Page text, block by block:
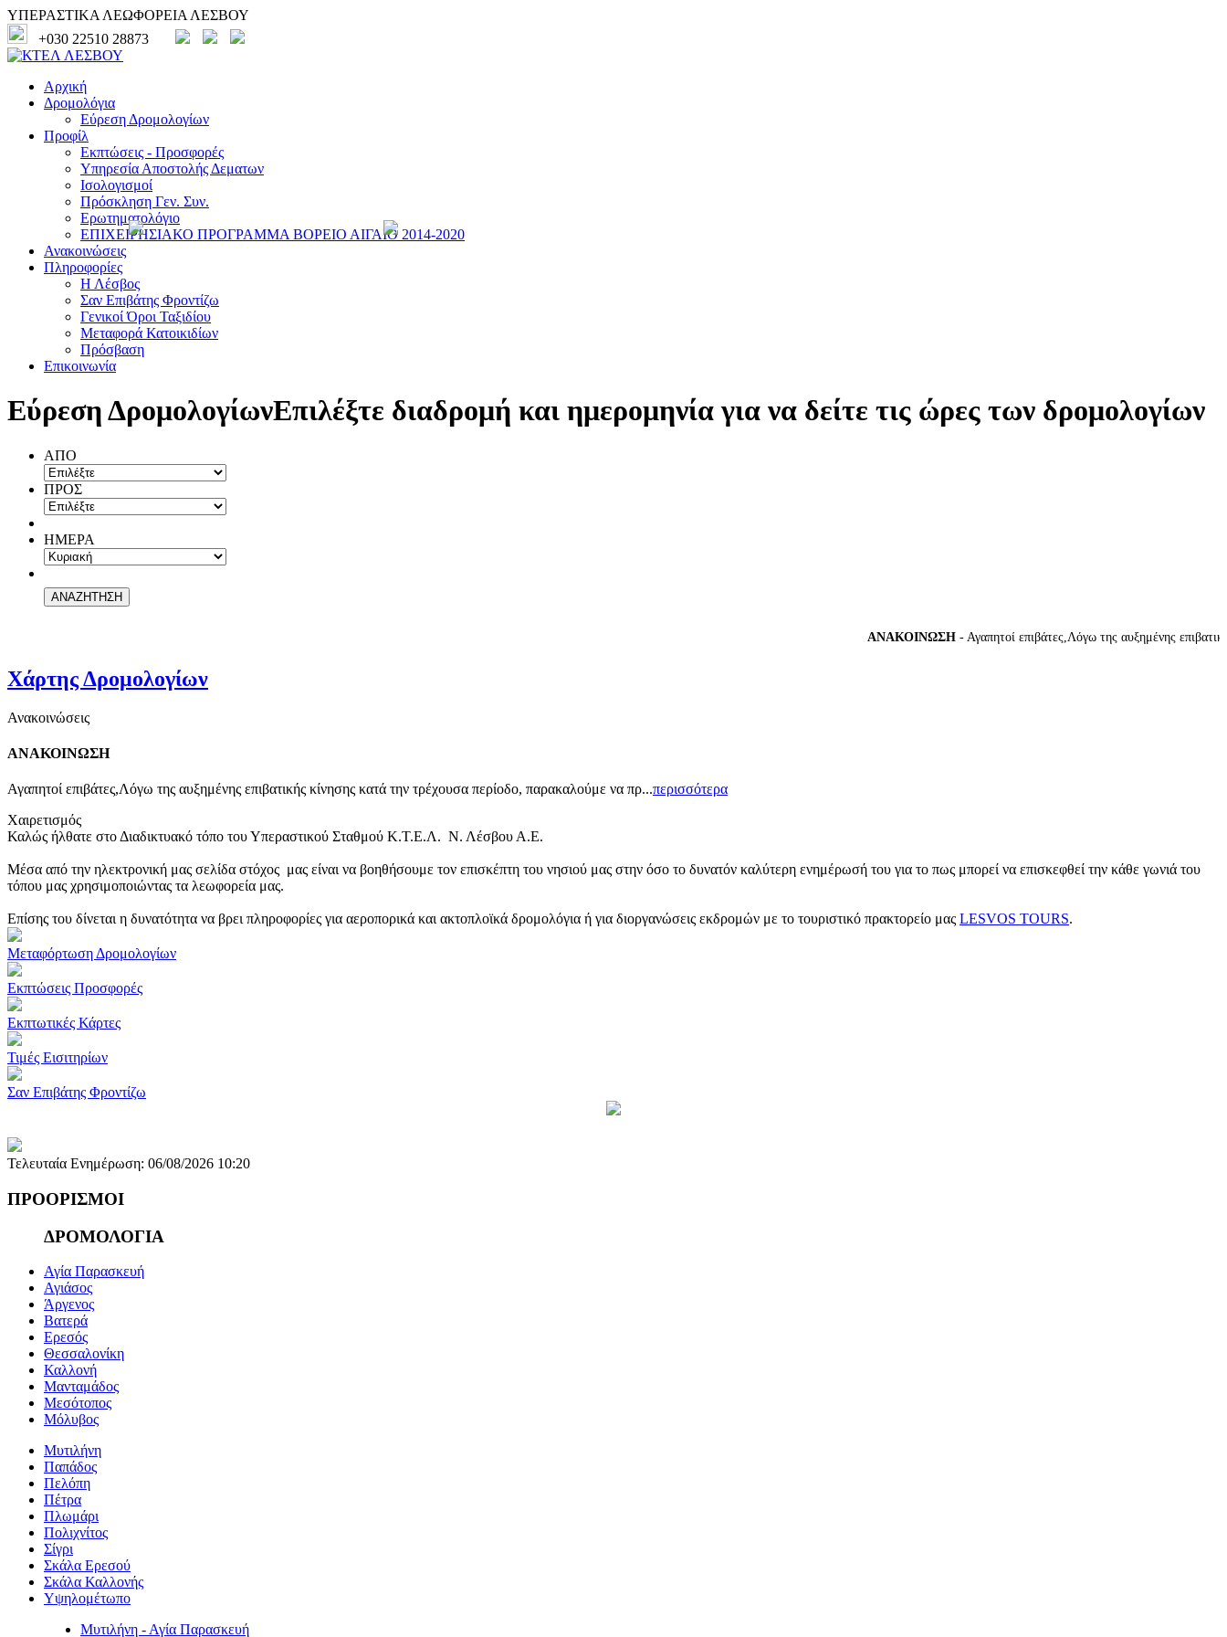
ΥΠΕΡΑΣΤΙΚΑ ΛΕΩΦΟΡΕΙΑ ΛΕΣΒΟΥ
+030 22510 28873
Αρχική
Δρομολόγια
Εύρεση Δρομολογίων
Προφίλ
Εκπτώσεις - Προσφορές
Υπηρεσία Αποστολής Δεματων
Ισολογισμοί
Πρόσκληση Γεν. Συν.
Ερωτηματολόγιο
ΕΠΙΧΕΙΡΗΣΙΑΚΟ ΠΡΟΓΡΑΜΜΑ ΒΟΡΕΙΟ ΑΙΓΑΙΟ 2014-2020
Ανακοινώσεις
Πληροφορίες
Η Λέσβος
Σαν Επιβάτης Φροντίζω
Γενικοί Όροι Ταξιδίου
Μεταφορά Κατοικιδίων
Πρόσβαση
Επικοινωνία
Εύρεση ΔρομολογίωνΕπιλέξτε διαδρομή και ημερομηνία για να δείτε τις ώρες των δρομολογίων
ΑΠΟ
ΠΡΟΣ
ΗΜΕΡΑ
ΑΝΑΚΟΙΝΩΣΗ- Αγαπητοί επιβάτες,Λόγω της αυξημένης επιβατικής
Χάρτης Δρομολογίων
Ανακοινώσεις
ΑΝΑΚΟΙΝΩΣΗ
Αγαπητοί επιβάτες,Λόγω της αυξημένης επιβατικής κίνησης κατά την τρέχουσα περίοδο, παρακαλούμε να πρ...περισσότερα
Χαιρετισμός
Καλώς ήλθατε στο Διαδικτυακό τόπο του Υπεραστικού Σταθμού Κ.Τ.Ε.Λ. Ν. Λέσβου Α.Ε.
Μέσα από την ηλεκτρονική μας σελίδα στόχος μας είναι να βοηθήσουμε τον επισκέπτη του νησιού μας στην όσο το δυνατόν καλύτερη ενημέρωσή του για το πως μπορεί να επισκεφθεί την κάθε γωνιά του
τόπου μας χρησιμοποιώντας τα λεωφορεία μας.
Επίσης του δίνεται η δυνατότητα να βρει πληροφορίες για αεροπορικά και ακτοπλοϊκά δρομολόγια ή για διοργανώσεις εκδρομών με το τουριστικό πρακτορείο μας LESVOS TOURS.
Μεταφόρτωση Δρομολογίων
Εκπτώσεις Προσφορές
Εκπτωτικές Κάρτες
Τιμές Εισιτηρίων
Σαν Επιβάτης Φροντίζω
Τελευταία Ενημέρωση: 06/08/2026 10:20
ΠΡΟΟΡΙΣΜΟΙ
ΔΡΟΜΟΛΟΓΙΑ
Αγία Παρασκευή
Αγιάσος
Άργενος
Βατερά
Ερεσός
Θεσσαλονίκη
Καλλονή
Μανταμάδος
Μεσότοπος
Μόλυβος
Μυτιλήνη
Παπάδος
Πελόπη
Πέτρα
Πλωμάρι
Πολιχνίτος
Σίγρι
Σκάλα Ερεσού
Σκάλα Καλλονής
Υψηλομέτωπο
Μυτιλήνη - Αγία Παρασκευή